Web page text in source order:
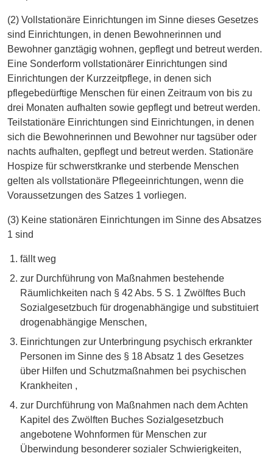
(2) Vollstationäre Einrichtungen im Sinne dieses Gesetzes
sind Einrichtungen, in denen Bewohnerinnen und
Bewohner ganztägig wohnen, gepflegt und betreut werden.
Eine Sonderform vollstationärer Einrichtungen sind
Einrichtungen der Kurzzeitpflege, in denen sich
pflegebedürftige Menschen für einen Zeitraum von bis zu
drei Monaten aufhalten sowie gepflegt und betreut werden.
Teilstationäre Einrichtungen sind Einrichtungen, in denen
sich die Bewohnerinnen und Bewohner nur tagsüber oder
nachts aufhalten, gepflegt und betreut werden. Stationäre
Hospize für schwerstkranke und sterbende Menschen
gelten als vollstationäre Pflegeeinrichtungen, wenn die
Voraussetzungen des Satzes 1 vorliegen.
(3) Keine stationären Einrichtungen im Sinne des Absatzes
1 sind
fällt weg
zur Durchführung von Maßnahmen bestehende
Räumlichkeiten nach § 42 Abs. 5 S. 1 Zwölftes Buch
Sozialgesetzbuch für drogenabhängige und substituiert
drogenabhängige Menschen,
Einrichtungen zur Unterbringung psychisch erkrankter
Personen im Sinne des § 18 Absatz 1 des Gesetzes
über Hilfen und Schutzmaßnahmen bei psychischen
Krankheiten ,
zur Durchführung von Maßnahmen nach dem Achten
Kapitel des Zwölften Buches Sozialgesetzbuch
angebotene Wohnformen für Menschen zur
Überwindung besonderer sozialer Schwierigkeiten,